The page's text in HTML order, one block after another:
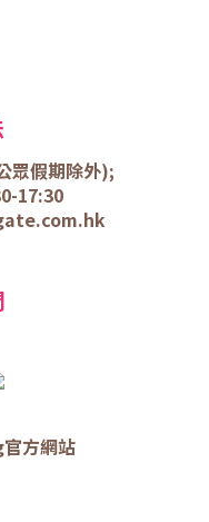
眾假期除外);
17:30
方網站